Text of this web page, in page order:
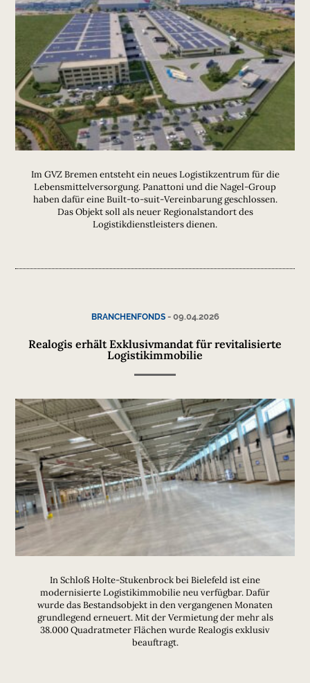
Im GVZ Bremen entsteht ein neues Logistikzentrum für die
Lebensmittelversorgung. Panattoni und die Nagel-Group
haben dafür eine Built-to-suit-Vereinbarung geschlossen.
Das Objekt soll als neuer Regionalstandort des
Logistikdienstleisters dienen.
BRANCHENFONDS- 09.04.2026
Realogis erhält Exklusivmandat für revitalisierte
Logistikimmobilie
In Schloß Holte-Stukenbrock bei Bielefeld ist eine
modernisierte Logistikimmobilie neu verfügbar. Dafür
wurde das Bestandsobjekt in den vergangenen Monaten
grundlegend erneuert. Mit der Vermietung der mehr als
38.000 Quadratmeter Flächen wurde Realogis exklusiv
beauftragt.